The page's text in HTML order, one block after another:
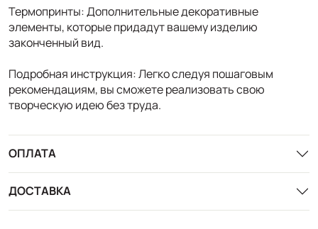
Термопринты: Дополнительные декоративные
элементы, которые придадут вашему изделию
законченный вид.
Подробная инструкция: Легко следуя пошаговым
рекомендациям, вы сможете реализовать свою
творческую идею без труда.
ОПЛАТА
ДОСТАВКА